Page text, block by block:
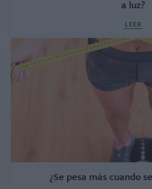
a luz?
LEER
¿Se pesa más cuando